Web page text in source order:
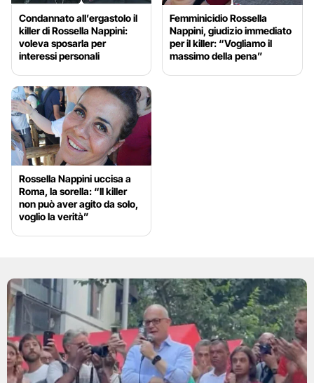
Condannato all’ergastolo il
killer di Rossella Nappini:
voleva sposarla per
interessi personali
Femminicidio Rossella
Nappini, giudizio immediato
per il killer: “Vogliamo il
massimo della pena”
Rossella Nappini uccisa a
Roma, la sorella: “Il killer
non può aver agito da solo,
voglio la verità”